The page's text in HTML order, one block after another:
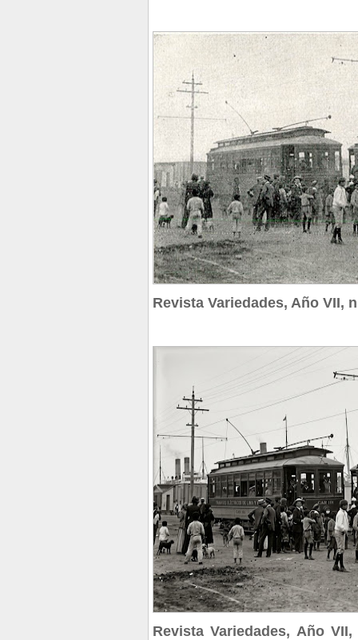
Revista Variedades, Año VII,
Revista Variedades, Año